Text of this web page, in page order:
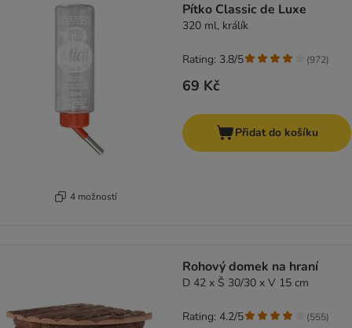
4 možností
Pítko Classic de Luxe
320 ml, králík
69 Kč
Rating: 3.8/5 (972)
Přidat do košíku
Rohový domek na hraní
D 42 x Š 30/30 x V 15 cm
Rating: 4.2/5 (555)